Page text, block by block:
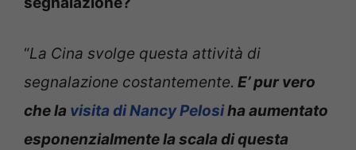
“La Cina svolge questa attività di
segnalazione costantemente. E’ pur vero
che la visita di Nancy Pelosiha aumentato
esponenzialmente la scala di questa